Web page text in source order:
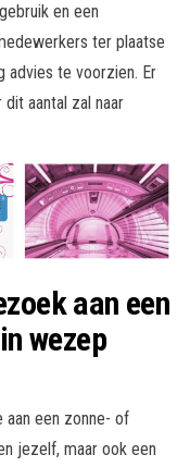
en een
ter plaatse
advies te voorzien. Er
dit aantal zal naar
aan een
wezep
aan een zonne- of
jezelf, maar ook een